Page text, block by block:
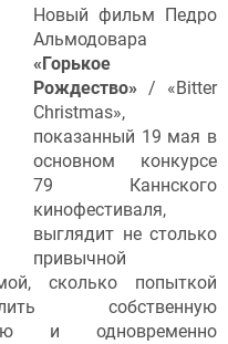
Новый фильм Педро
Альмодовара
«Горькое
Рождество» / «Bitter
Christmas»,
показанный 19 мая в
основном конкурсе
79 Каннского
кинофестиваля,
выглядит не столько
привычной
сколько попыткой
собственную
и одновременно